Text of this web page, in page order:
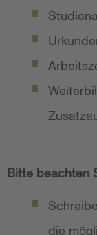
Bitte beachten
die